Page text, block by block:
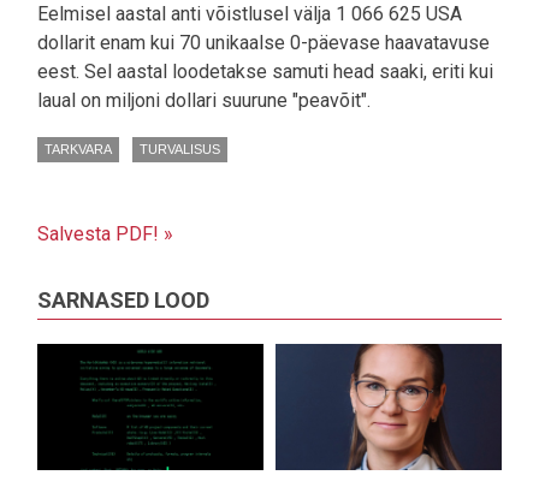
Eelmisel aastal anti võistlusel välja 1 066 625 USA
dollarit enam kui 70 unikaalse 0-päevase haavatavuse
eest. Sel aastal loodetakse samuti head saaki, eriti kui
laual on miljoni dollari suurune "peavõit".
TARKVARA TURVALISUS
Salvesta PDF! »
SARNASED LOOD